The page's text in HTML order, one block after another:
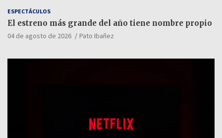
ESPECTÁCULOS
El estreno más grande del año tiene nombre propio
04 de agosto de 2026 Pato Ibañez